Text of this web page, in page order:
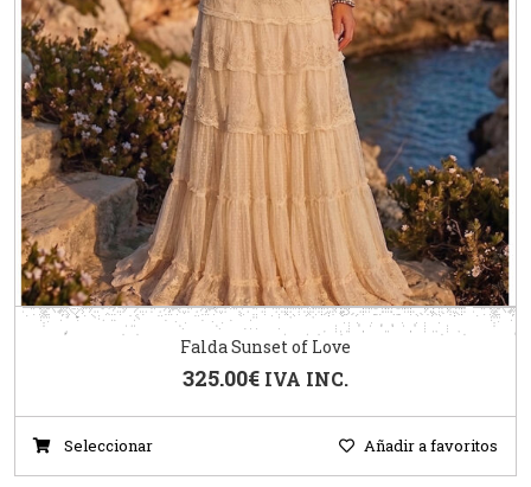
Falda Sunset of Love
325.00€ IVA INC.
Seleccionar Añadir a favoritos